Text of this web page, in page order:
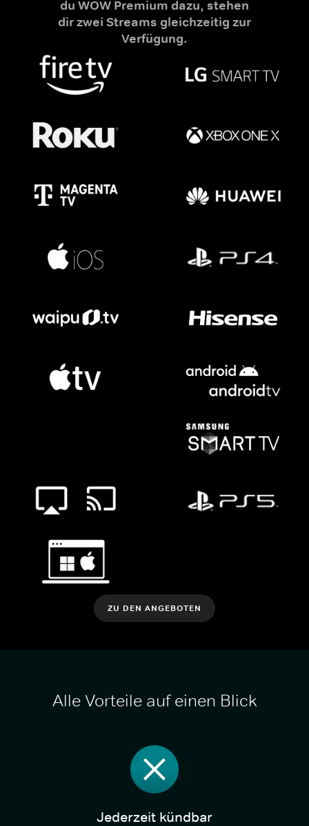
du WOW Premium dazu, stehen
dir zwei Streams gleichzeitig zur
Verfügung.
ZU DEN ANGEBOTEN
Alle Vorteile auf einen Blick
Jederzeit kündbar